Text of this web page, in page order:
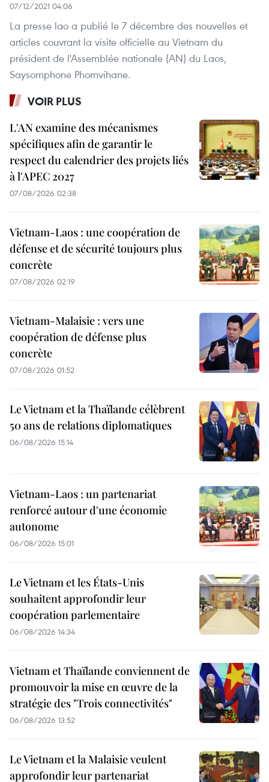
07/12/2021 04:06
La presse lao a publié le 7 décembre des nouvelles et
articles couvrant la visite officielle au Vietnam du
président de l'Assemblée nationale (AN) du Laos,
Saysomphone Phomvihane.
VOIR PLUS
L'AN examine des mécanismes
spécifiques afin de garantir le
respect du calendrier des projets liés
à l'APEC 2027
07/08/2026 02:38
Vietnam-Laos : une coopération de
défense et de sécurité toujours plus
concrète
07/08/2026 02:19
Vietnam-Malaisie : vers une
coopération de défense plus
concrète
07/08/2026 01:52
Le Vietnam et la Thaïlande célèbrent
50 ans de relations diplomatiques
06/08/2026 15:14
Vietnam-Laos : un partenariat
renforcé autour d'une économie
autonome
06/08/2026 15:01
Le Vietnam et les États-Unis
souhaitent approfondir leur
coopération parlementaire
06/08/2026 14:34
Vietnam et Thaïlande conviennent de
promouvoir la mise en œuvre de la
stratégie des "Trois connectivités"
06/08/2026 13:52
Le Vietnam et la Malaisie veulent
approfondir leur partenariat